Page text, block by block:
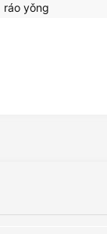
斗衡
ráo yǒng